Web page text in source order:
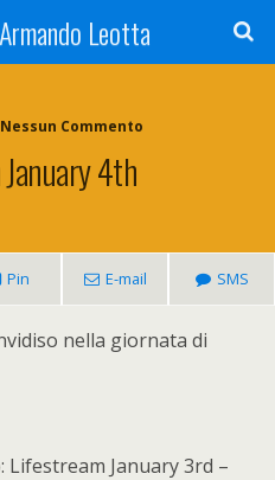
Leotta
Nessun Commento
4th
Pin E-mail SMS
nella giornata di
Lifestream January 3rd –